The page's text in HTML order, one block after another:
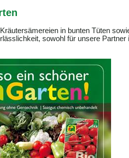
in bunten Tüten
sowohl für unsere Partner